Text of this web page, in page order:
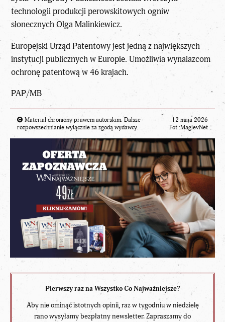
technologii produkcji perowskitowych ogniw
słonecznych Olga Malinkiewicz.
Europejski Urząd Patentowy jest jedną z największych
instytucji publicznych w Europie. Umożliwia wynalazcom
ochronę patentową w 46 krajach.
PAP/MB
Materiał chroniony prawem autorskim. Dalsze
rozpowszechnianie wyłącznie za zgodą wydawcy.
12 maja 2026
Fot.:MaglevNet
Pierwszy raz na Wszystko Co Najważniejsze?
Aby nie ominąć istotnych opinii, raz w tygodniu w niedzielę
rano wysyłamy bezpłatny newsletter. Zapraszamy do